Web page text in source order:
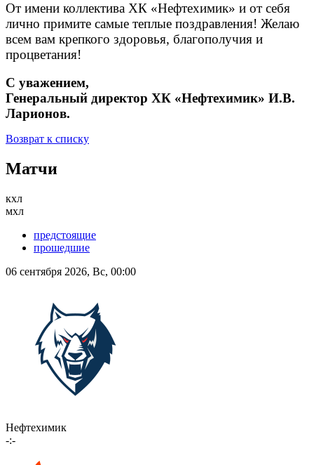
От имени коллектива ХК «Нефтехимик» и от себя
лично примите самые теплые поздравления! Желаю
всем вам крепкого здоровья, благополучия и
процветания!
С уважением,
Генеральный директор ХК «Нефтехимик» И.В.
Ларионов.
Возврат к списку
Матчи
кхл
мхл
предстоящие
прошедшие
06 сентября 2026, Вс, 00:00
Нефтехимик
-:-